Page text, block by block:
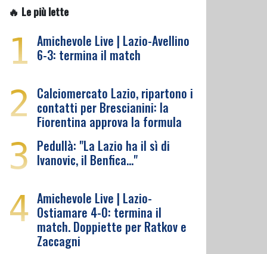
🔥 Le più lette
1 Amichevole Live | Lazio-Avellino
6-3: termina il match
2 Calciomercato Lazio, ripartono i
contatti per Brescianini: la
Fiorentina approva la formula
3 Pedullà: "La Lazio ha il sì di
Ivanovic, il Benfica…"
4 Amichevole Live | Lazio-
Ostiamare 4-0: termina il
match. Doppiette per Ratkov e
Zaccagni